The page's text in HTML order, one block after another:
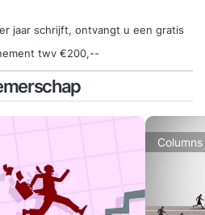
jaar schrijft, ontvangt u een gratis
twv €200,--
Columns